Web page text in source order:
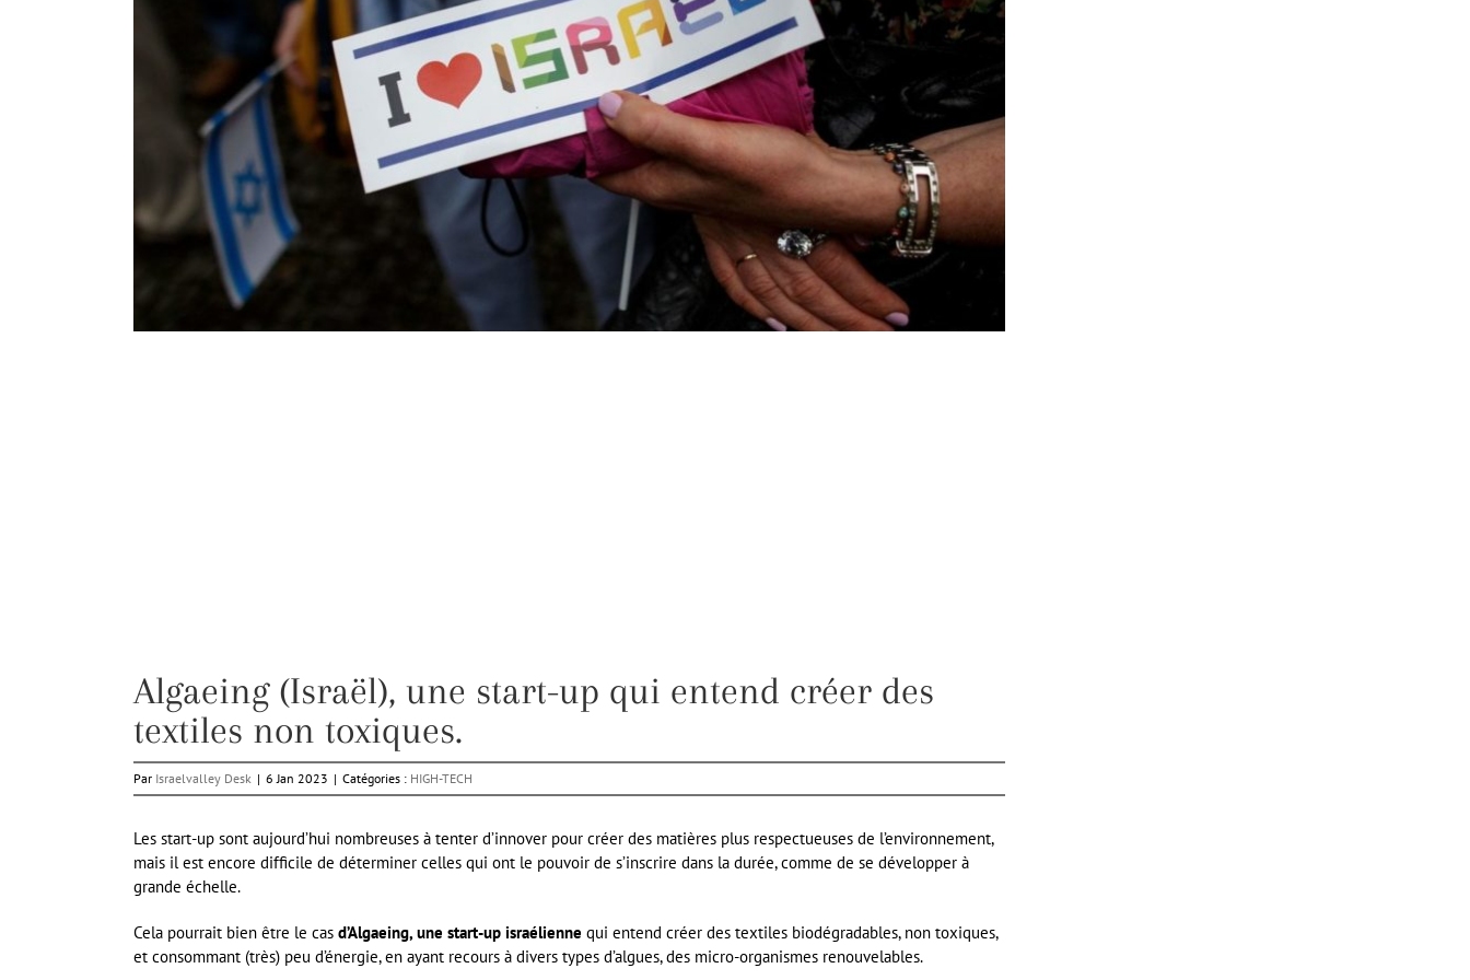
Algaeing (Israël), une start-up qui entend créer des
textiles non toxiques.
Par Israelvalley Desk | 6 Jan 2023 | Catégories : HIGH-TECH
Les start-up sont aujourd’hui nombreuses à tenter d’innover pour créer des matières plus respectueuses de l’environnement,
mais il est encore difficile de déterminer celles qui ont le pouvoir de s’inscrire dans la durée, comme de se développer à
grande échelle.
Cela pourrait bien être le cas d’Algaeing, une start-up israélienne qui entend créer des textiles biodégradables, non toxiques,
et consommant (très) peu d’énergie, en ayant recours à divers types d’algues, des micro-organismes renouvelables.